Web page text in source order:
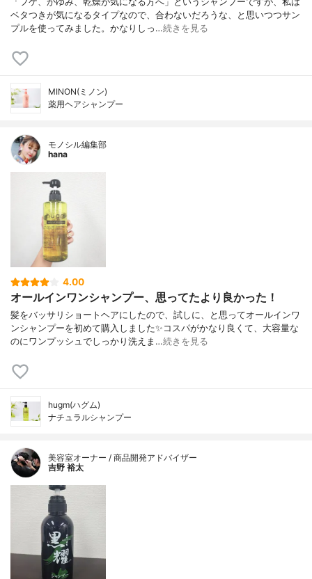
ベタつきが気になるタイプなので、合わないだろうな、と思いつつサン
プルを使ってみました。かなりしっ…続きを見る
MINON(ミノン)
薬用ヘアシャンプー
モノシル編集部
hana
4.00
オールインワンシャンプー、思ってたより良かった！
髪をバッサリショートヘアにしたので、試しに、と思ってオールインワ
ンシャンプーを初めて購入しました✨コスパがかなり良くて、大容量な
のにワンプッシュでしっかり洗えま…続きを見る
hugm(ハグム)
ナチュラルシャンプー
美容室オーナー / 商品開発アドバイザー
吉野 裕太